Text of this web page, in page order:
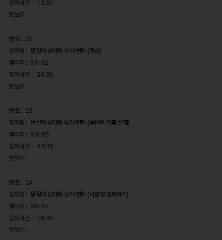
강의시간 :
13:20
맛보기 :
번호 : 22
강의명 : 물질의 상태와 상태 변화 (개념)
페이지 : 51~52
강의시간 :
28:36
맛보기 :
번호 : 23
강의명 : 물질의 상태와 상태 변화 (중단원 기출 문제)
페이지 : 53~55
강의시간 :
45:15
맛보기 :
번호 : 24
강의명 : 물질의 상태와 상태 변화 (서술형 정복하기)
페이지 : 56~57
강의시간 :
18:35
맛보기 :